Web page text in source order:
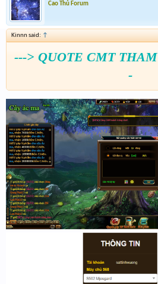
Cao Thủ Forum
Kinnn said: ↑
---> QUOTE CMT
-